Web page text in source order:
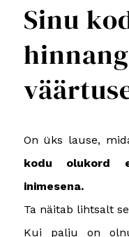
Sinu
On üks lause,
kodu olukord
inimesena.
Ta näitab lihtsalt
Kui palju on